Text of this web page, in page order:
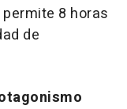
8 horas
de